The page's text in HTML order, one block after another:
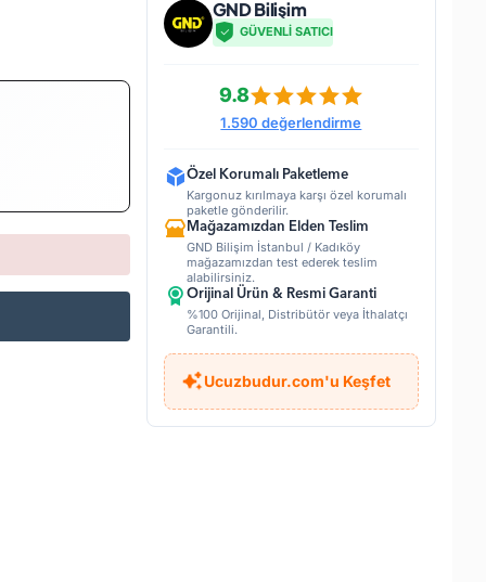
GND Bilişim
GÜVENLİ SATICI
9.8
1.590 değerlendirme
Özel Korumalı Paketleme
Kargonuz kırılmaya karşı özel korumalı
paketle gönderilir.
Mağazamızdan Elden Teslim
GND Bilişim İstanbul / Kadıköy
mağazamızdan test ederek teslim
alabilirsiniz.
Orijinal Ürün & Resmi Garanti
%100 Orijinal, Distribütör veya İthalatçı
Garantili.
Ucuzbudur.com'u Keşfet